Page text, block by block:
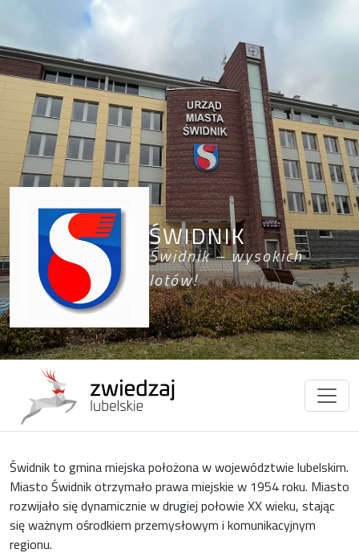
ŚWIDNIK
Świdnik – wysokich
lotów!
Świdnik to gmina miejska położona w województwie lubelskim.
Miasto Świdnik otrzymało prawa miejskie w 1954 roku. Miasto
rozwijało się dynamicznie w drugiej połowie XX wieku, stając
się ważnym ośrodkiem przemysłowym i komunikacyjnym
regionu.